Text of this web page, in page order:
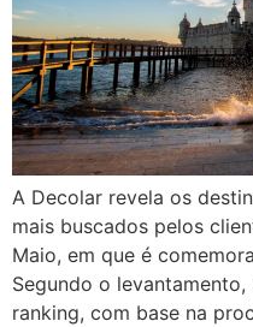
A Decolar revela os
mais buscados pelos
Maio, em que é
Segundo o
ranking, com base na